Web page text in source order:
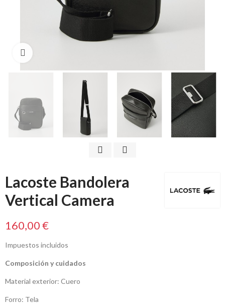
Lacoste Bandolera
Vertical Camera
160,00 €
Impuestos incluidos
Composición y cuidados
Material exterior: Cuero
Forro: Tela